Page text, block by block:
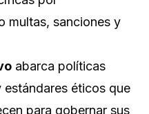
multas, sanciones y
abarca políticas
éticos que
para gobernar sus